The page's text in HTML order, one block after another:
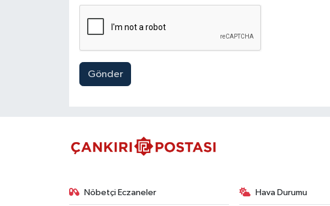
Gönder
Nöbetçi Eczaneler Hava Durumu